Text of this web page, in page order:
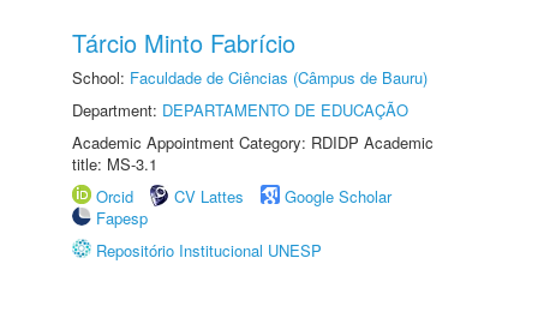
Tárcio Minto Fabrício
School: Faculdade de Ciências (Câmpus de Bauru)
Department: DEPARTAMENTO DE EDUCAÇÃO
Academic Appointment Category: RDIDP Academic
title: MS-3.1
Orcid
CV Lattes
Google Scholar
Fapesp
Repositório Institucional UNESP